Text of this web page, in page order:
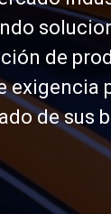
de
exigencia
de sus